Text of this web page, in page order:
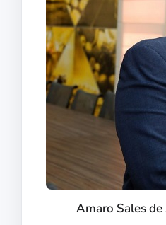
Amaro Sales